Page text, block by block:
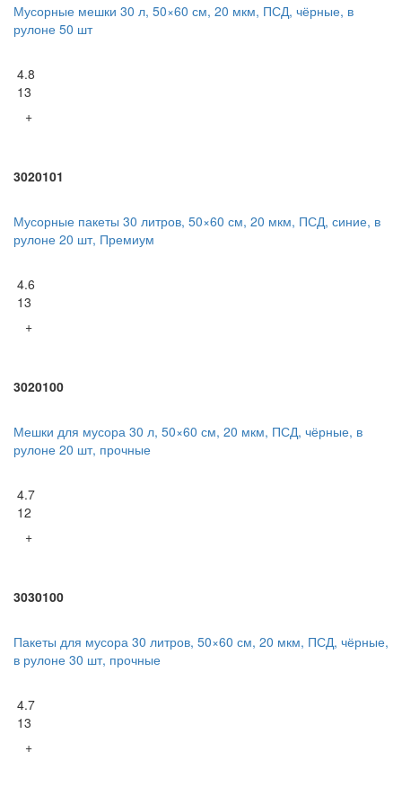
Мусорные мешки 30 л, 50×60 см, 20 мкм, ПСД, чёрные, в
рулоне 50 шт
4.8
13
+
3020101
Мусорные пакеты 30 литров, 50×60 см, 20 мкм, ПСД, синие, в
рулоне 20 шт, Премиум
4.6
13
+
3020100
Мешки для мусора 30 л, 50×60 см, 20 мкм, ПСД, чёрные, в
рулоне 20 шт, прочные
4.7
12
+
3030100
Пакеты для мусора 30 литров, 50×60 см, 20 мкм, ПСД, чёрные,
в рулоне 30 шт, прочные
4.7
13
+